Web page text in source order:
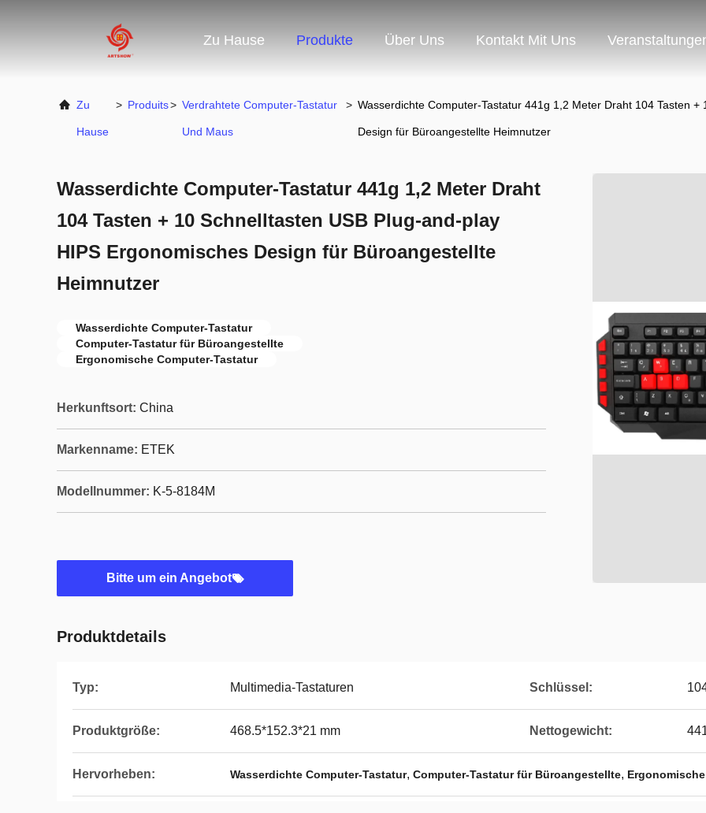
Zu Hause Produkte Über Uns Kontakt Mit Uns
Zu
Hause
> Produits> Verdrahtete Computer-Tastatur
Und Maus
> Wasserdichte Computer-Tastatur 441g 1,2 Meter Draht 104 Tasten
Design für Büroangestellte Heimnutzer
Wasserdichte Computer-Tastatur 441g 1,2 Meter Draht
104 Tasten + 10 Schnelltasten USB Plug-and-play
HIPS Ergonomisches Design für Büroangestellte
Heimnutzer
Wasserdichte Computer-Tastatur
Computer-Tastatur für Büroangestellte
Ergonomische Computer-Tastatur
Herkunftsort: China
Markenname: ETEK
Modellnummer: K-5-8184M
Bitte um ein Angebot
Produktdetails
Typ: Multimedia-Tastaturen Schlüssel:
Produktgröße: 468.5*152.3*21 mm Nettogewicht:
Hervorheben: Wasserdichte Computer-Tastatur, Computer-Tastatur für Büroangestellte,